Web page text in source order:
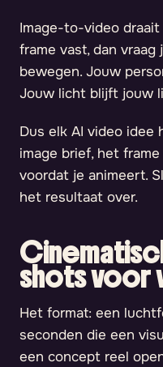
Image-to-video
frame vast, dan
bewegen. Jouw
Jouw licht blijft jouw
Dus elk AI video idee
image brief, het
voordat je animeert.
het resultaat over.
shots voor
Het format: een
seconden die een
een concept reel